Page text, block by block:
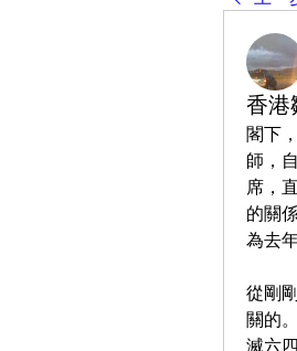
香港
閣下
師，
席，
的關
為去
從剛
關的
滅六